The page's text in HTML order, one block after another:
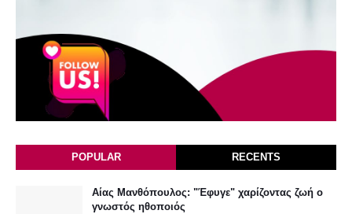
POPULAR RECENTS
Αίας Μανθόπουλος: "Έφυγε" χαρίζοντας ζωή ο
γνωστός ηθοποιός